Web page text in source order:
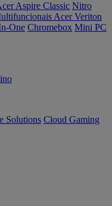
Aspire Classic Nitro
Acer Veriton
One Chromebox Mini PC
Solutions Cloud Gaming